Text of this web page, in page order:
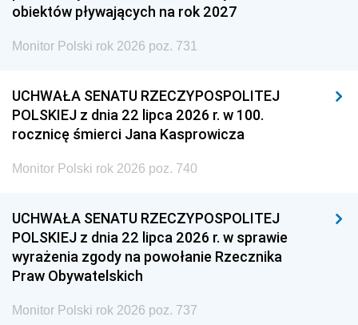
obiektów pływających na rok 2027
Monitor Polski rok 2026 poz. 731
UCHWAŁA SENATU RZECZYPOSPOLITEJ
POLSKIEJ z dnia 22 lipca 2026 r. w 100.
rocznicę śmierci Jana Kasprowicza
Monitor Polski rok 2026 poz. 740
UCHWAŁA SENATU RZECZYPOSPOLITEJ
POLSKIEJ z dnia 22 lipca 2026 r. w sprawie
wyrażenia zgody na powołanie Rzecznika
Praw Obywatelskich
Monitor Polski rok 2026 poz. 737